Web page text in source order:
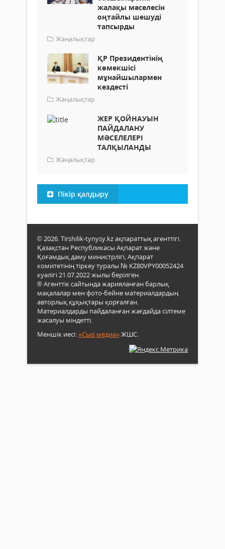
жалақы мәселесін
оңтайлы шешуді
тапсырды
Жаңалықтар
ҚР Президентінің
көмекшісі
мұнайшылармен
кездесті
Жаңалықтар
ЖЕР ҚОЙНАУЫН
ПАЙДАЛАНУ
МӘСЕЛЕЛЕРІ
ТАЛҚЫЛАНДЫ
Жаңалықтар
Пікір қалдыру
© 2026. Tirshilik-tynysy.kz ақпараттық агенттігі.
Қазақстан Республикасы Ақпарат және
Қоғамдық даму министрлігі, Ақпарат
комитетінің тіркеу туралы № KZ80VPY00052424
куәлігі 21.07.2022 жылы берілген.
® Агенттік сайтында жарияланған барлық
мақалалар мен фото-бейне материалдардың
авторлық құқықтары қорғалған.
Материалдарды пайдаланған жағдайда сілтеме
жасалуы міндетті.
Меншік иесі:«Сыр медиа»ЖШС.